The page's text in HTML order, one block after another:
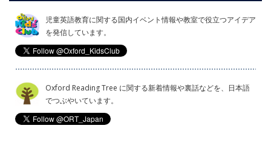
児童英語教育に関する国内イベント情報や教室で役立つアイデア
を発信しています。
Oxford Reading Tree に関する新着情報や裏話などを、日本語
でつぶやいています。